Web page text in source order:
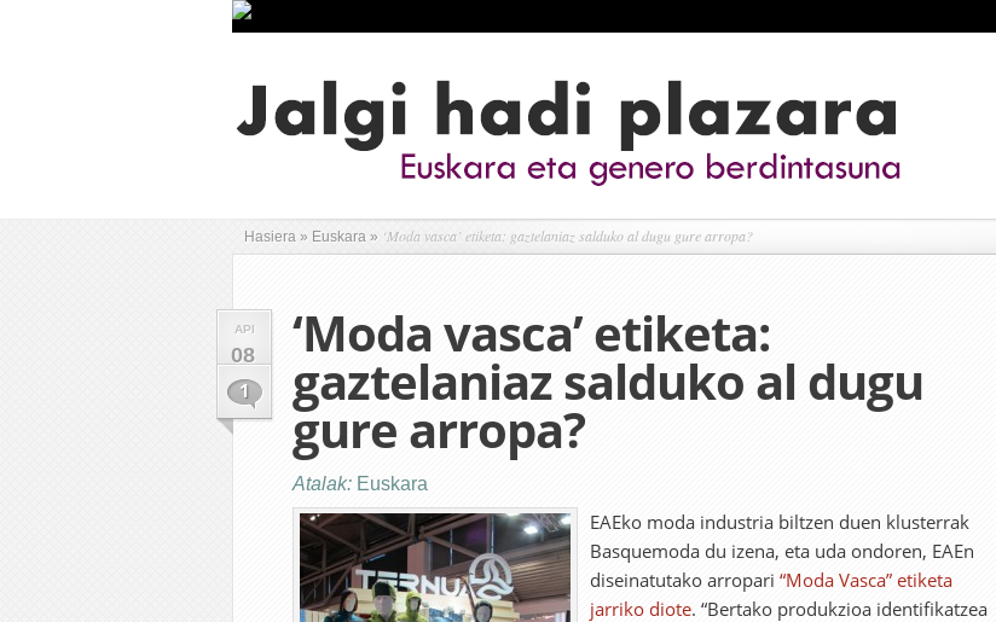
Hasiera » Euskara » ‘Moda vasca’ etiketa: gaztelaniaz salduko al dugu gure arropa?
API
08
1
‘Moda vasca’ etiketa:
gaztelaniaz salduko al dugu
gure arropa?
Atalak: Euskara
EAEko moda industria biltzen duen klusterrak
Basquemoda du izena, eta uda ondoren, EAEn
diseinatutako arropari “Moda Vasca” etiketa
jarriko diote. “Bertako produkzioa identifikatzea